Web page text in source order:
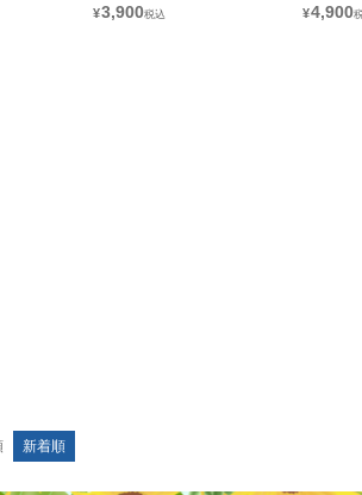
ャバドレス （あおぽん着用/M~XL
¥3,900 ¥4,900
新着順